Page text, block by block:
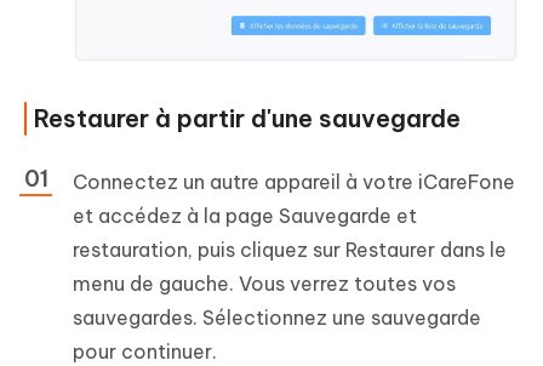
Restaurer à partir d'une sauvegarde
Connectez un autre appareil à votre iCareFone
et accédez à la page Sauvegarde et
restauration, puis cliquez sur Restaurer dans le
menu de gauche. Vous verrez toutes vos
sauvegardes. Sélectionnez une sauvegarde
pour continuer.